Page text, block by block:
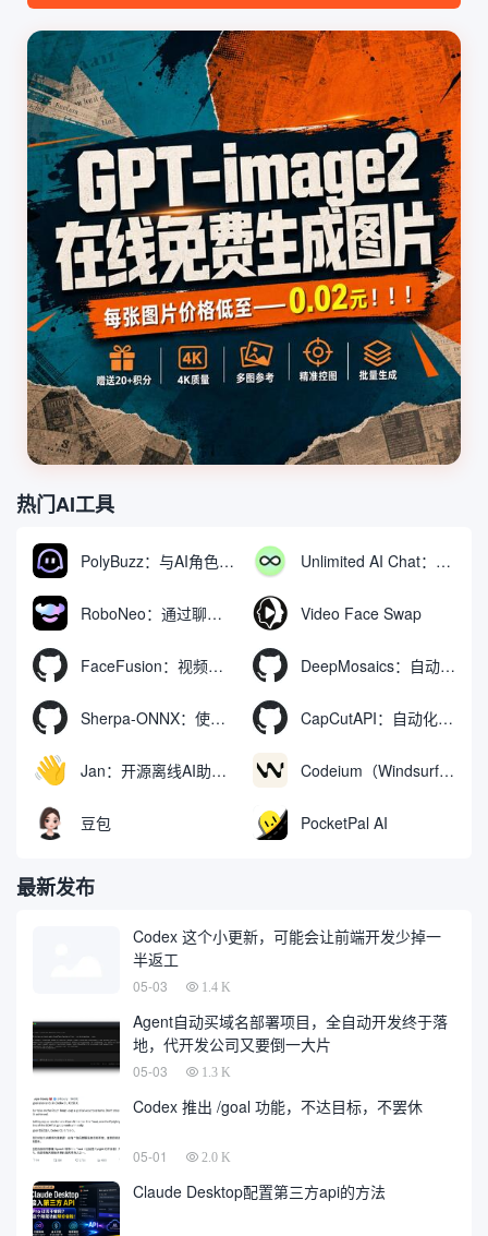
热门AI工具
PolyBuzz：与AI角色互动的免费聊天与角色扮演平台 Unlimited AI Chat：免费无限制的AI聊天工具
RoboNeo：通过聊天生成和编辑视频与图像的AI工具 Video Face Swap
FaceFusion：视频换脸增强工具|语音同步视频嘴型动作 DeepMosaics：自动去除图像和视频中的马赛克，或向其添加马赛克
Sherpa-ONNX：使用ONNXRuntime实现离线语音识别和合成 CapCutAPI：自动化控制CapCut视频剪辑的开源工具
Jan：开源离线AI助手，ChatGPT 替代品，运行本地AI模型或连接云端AI Codeium（Windsurf Editor）：免费的AI代码补全与聊天工具，Windsurf以对话方式编写完整项目代码
豆包 PocketPal AI
最新发布
Codex 这个小更新，可能会让前端开发少掉一
半返工
05-03 1.4 K
Agent自动买域名部署项目，全自动开发终于落
地，代开发公司又要倒一大片
05-03 1.3 K
Codex 推出 /goal 功能，不达目标，不罢休
05-01 2.0 K
Claude Desktop配置第三方api的方法